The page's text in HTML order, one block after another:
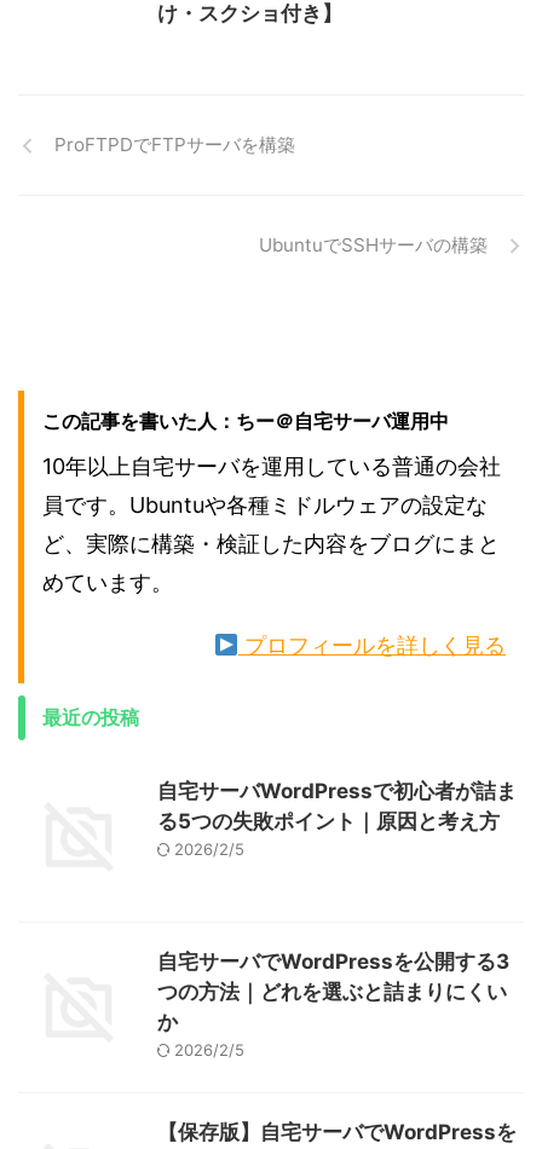
け・スクショ付き】
ProFTPDでFTPサーバを構築
UbuntuでSSHサーバの構築
この記事を書いた人：ちー＠自宅サーバ運用中
10年以上自宅サーバを運用している普通の会社
員です。Ubuntuや各種ミドルウェアの設定な
ど、実際に構築・検証した内容をブログにまと
めています。
プロフィールを詳しく見る
最近の投稿
自宅サーバWordPressで初心者が詰ま
る5つの失敗ポイント｜原因と考え方
2026/2/5
自宅サーバでWordPressを公開する3
つの方法｜どれを選ぶと詰まりにくい
か
2026/2/5
【保存版】自宅サーバでWordPressを